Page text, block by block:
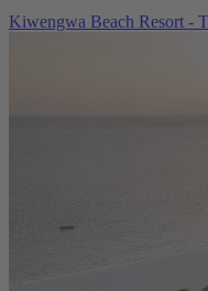
Kiwengwa Beach Resort -